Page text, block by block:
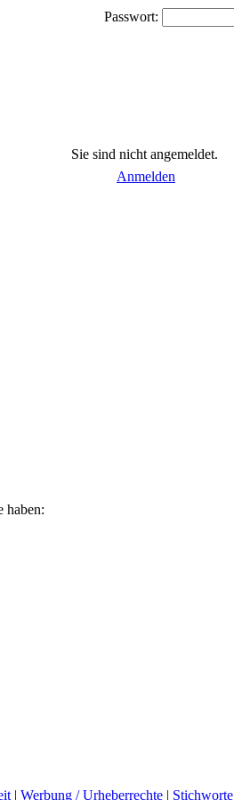
Passwort:
Sie sind nicht angemeldet.
Anmelden
haben:
| Werbung / Urheberrechte | Stichworte